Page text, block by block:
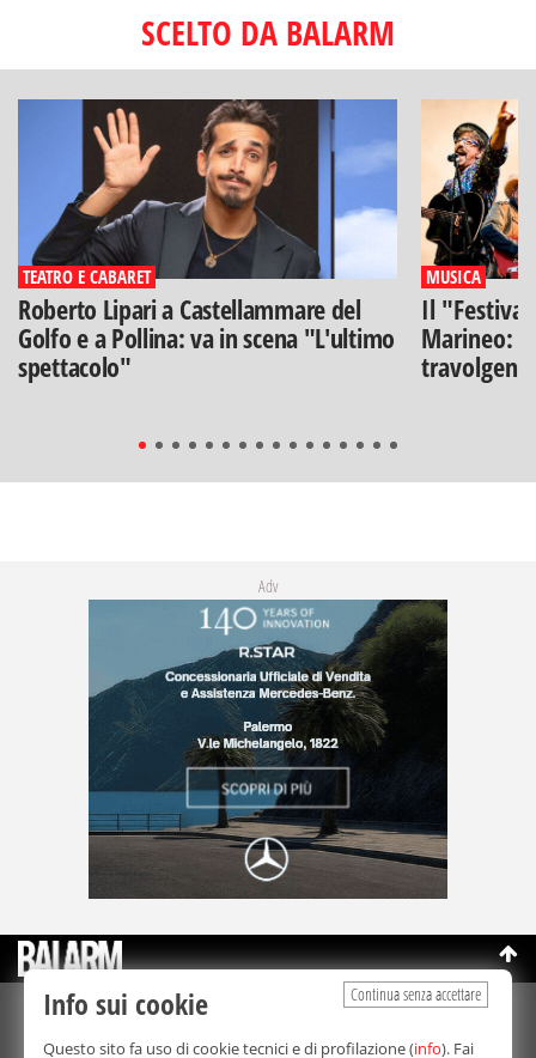
SCELTO DA BALARM
TEATRO E CABARET
Roberto Lipari a Castellammare del
Golfo e a Pollina: va in scena "L'ultimo
spettacolo"
MUSICA
Il
Marineo:
Adv
©Copyright 2003-2026
Bmedia Srl- P.IVA 07064240828
Continua senza accettare
Info sui cookie
Questo sito fa uso di cookie tecnici e di profilazione (info). Fai